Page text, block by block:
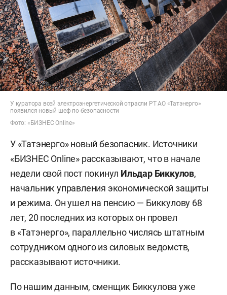
У куратора всей электроэнергетической отрасли РТ АО «Татэнерго»
появился новый шеф по безопасности
Фото: «БИЗНЕС Online»
У «Татэнерго» новый безопасник. Источники
«БИЗНЕС Online» рассказывают, что в начале
недели свой пост покинул Ильдар Биккулов,
начальник управления экономической защиты
и режима. Он ушел на пенсию — Биккулову 68
лет, 20 последних из которых он провел
в «Татэнерго», параллельно числясь штатным
сотрудником одного из силовых ведомств,
рассказывают источники.
По нашим данным, сменщик Биккулова уже